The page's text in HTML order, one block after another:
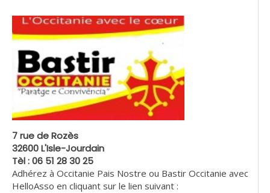
7 rue de Rozès
32600 L'Isle-Jourdain
Tèl : 06 51 28 30 25
Adhérez à Occitanie Pais Nostre ou Bastir Occitanie avec
HelloAsso en cliquant sur le lien suivant :